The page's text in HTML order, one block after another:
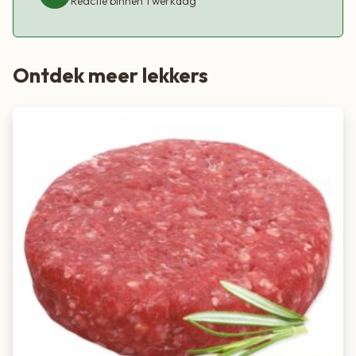
Ontdek meer lekkers